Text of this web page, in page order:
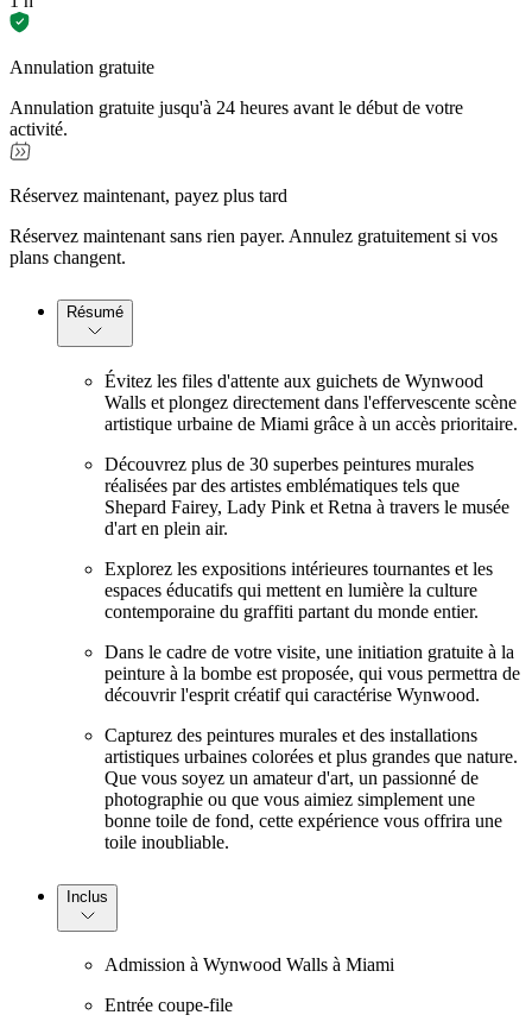
Annulation gratuite
Annulation gratuite jusqu'à 24 heures avant le début de votre
activité.
Réservez maintenant, payez plus tard
Réservez maintenant sans rien payer. Annulez gratuitement si vos
plans changent.
Résumé
Évitez les files d'attente aux guichets de Wynwood
Walls et plongez directement dans l'effervescente scène
artistique urbaine de Miami grâce à un accès prioritaire.
Découvrez plus de 30 superbes peintures murales
réalisées par des artistes emblématiques tels que
Shepard Fairey, Lady Pink et Retna à travers le musée
d'art en plein air.
Explorez les expositions intérieures tournantes et les
espaces éducatifs qui mettent en lumière la culture
contemporaine du graffiti partant du monde entier.
Dans le cadre de votre visite, une initiation gratuite à la
peinture à la bombe est proposée, qui vous permettra de
découvrir l'esprit créatif qui caractérise Wynwood.
Capturez des peintures murales et des installations
artistiques urbaines colorées et plus grandes que nature.
Que vous soyez un amateur d'art, un passionné de
photographie ou que vous aimiez simplement une
bonne toile de fond, cette expérience vous offrira une
toile inoubliable.
Inclus
Admission à Wynwood Walls à Miami
Entrée coupe-file